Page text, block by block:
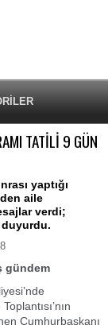
TATİLİ 9 GÜN
yaptığı
aile
verdi;
duyurdu.
gündem
Cumhurbaşkanı